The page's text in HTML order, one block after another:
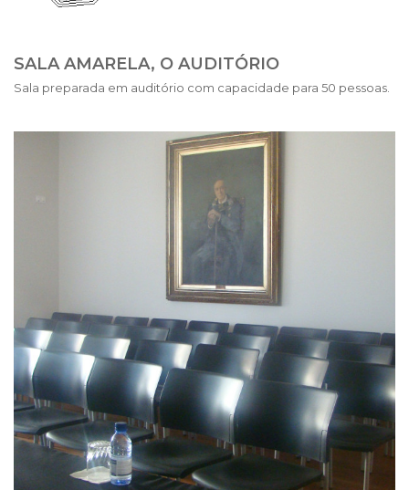
SALA AMARELA, O AUDITÓRIO
Sala preparada em auditório com capacidade para 50 pessoas.